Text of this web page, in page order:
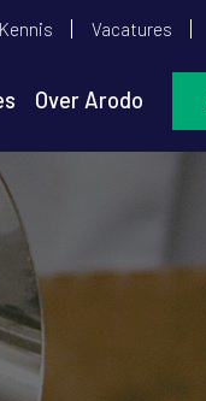
Top
Kennis Vacatures
Over Arodo